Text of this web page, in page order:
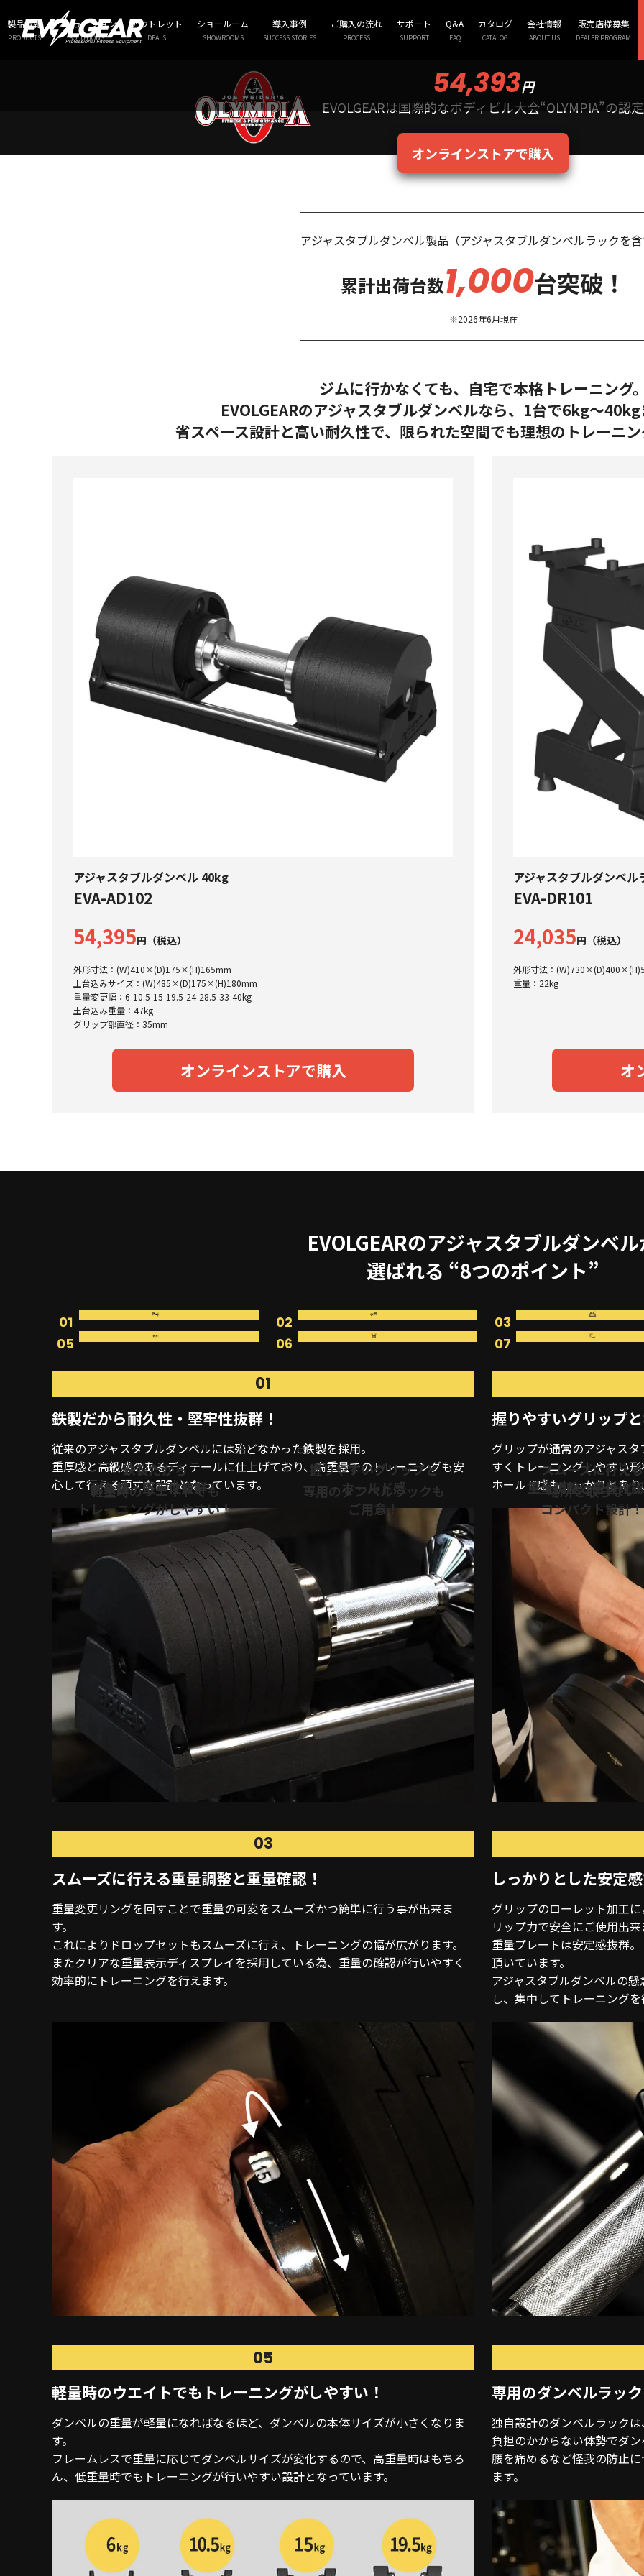
製品情報
PRODUCTS
ソリューション
SOLUTIONS
アウトレット
DEALS
ショールーム
SHOWROOMS
導入事例
SUCCESS STORIES
ご購入の流れ
PROCESS
サポート
SUPPORT
Q&A
FAQ
カタログ
CATALOG
会社情報
ABOUT US
販売店様募集
DEALER PROGRAM
ADJUSTABLE
54,393円
オンラインストアで購入
EVOLGEARは国際的なボディビル大会“OLYMPIA”の認
アジャスタブルダンベル製品 （アジャスタブルダンベルラックを
累計出荷台数1,000台突破！
※2026年6月現在
ジムに行かなくても、自宅で本格トレーニング
EVOLGEARのアジャスタブルダンベルなら、 1台で6kg〜
省スペース設計と高い耐久性で、 限られた空間でも理想のトレーニ
アジャスタブルダンベル 40kg
EVA-AD102
54,395円（税込）
外形寸法：(W)410×(D)175×(H)165mm
土台込みサイズ：(W)485×(D)175×(H)180mm
重量変更幅：6-10.5-15-19.5-24-28.5-33-40kg
土台込み重量：47kg
グリップ部直径：35mm
オンラインストアで購入
アジャスタブルダンベル
EVA-DR101
24,035円（税込）
外形寸法：
重量：22kg
オ
EVOLGEARのアジャスタブルダンベ
選ばれる “8つのポイント”
01
鉄製だから
耐久性・堅牢性抜群！
02
握りやすいグリップと
ホールド感
03
スムーズに行える
重量調整と重量確
05
軽量時のウエイトでも
トレーニングがしやすい！
06
専用のダンベルラックも
ご用意！
07
場所を取らない
コンパクト設計！
01
鉄製だから耐久性・堅牢性抜群！
従来のアジャスタブルダンベルには殆どなかった鉄製を採用。
重厚感と高級感のあるディテールに仕上げており、高重量でのトレーニングも安
心して行える頑丈な設計となっています。
握りやすいグリップ
グリップが通常のアジャス
すくトレーニングしやすい
ホールド感もしっかりとあ
03
スムーズに行える重量調整と重量確認！
重量変更リングを回すことで重量の可変をスムーズかつ簡単に行う事が出来ま
す。
これによりドロップセットもスムーズに行え、トレーニングの幅が広がります。
またクリアな重量表示ディスプレイを採用している為、重量の確認が行いやすく
効率的にトレーニングを行えます。
しっかりとした安定
グリップのローレット加工
リップ力で安全にご使用出来
重量プレートは安定感抜群
頂いています。
アジャスタブルダンベルの
し、集中してトレーニング
05
軽量時のウエイトでも トレーニングがしやすい！
ダンベルの重量が軽量になればなるほど、ダンベルの本体サイズが小さくなりま
す。
フレームレスで重量に応じてダンベルサイズが変化するので、高重量時はもちろ
ん、低重量時でもトレーニングが行いやすい設計となっています。
専用のダンベルラッ
独自設計のダンベルラック
負担のかからない体勢でダ
腰を痛めるなど怪我の防止
ます。